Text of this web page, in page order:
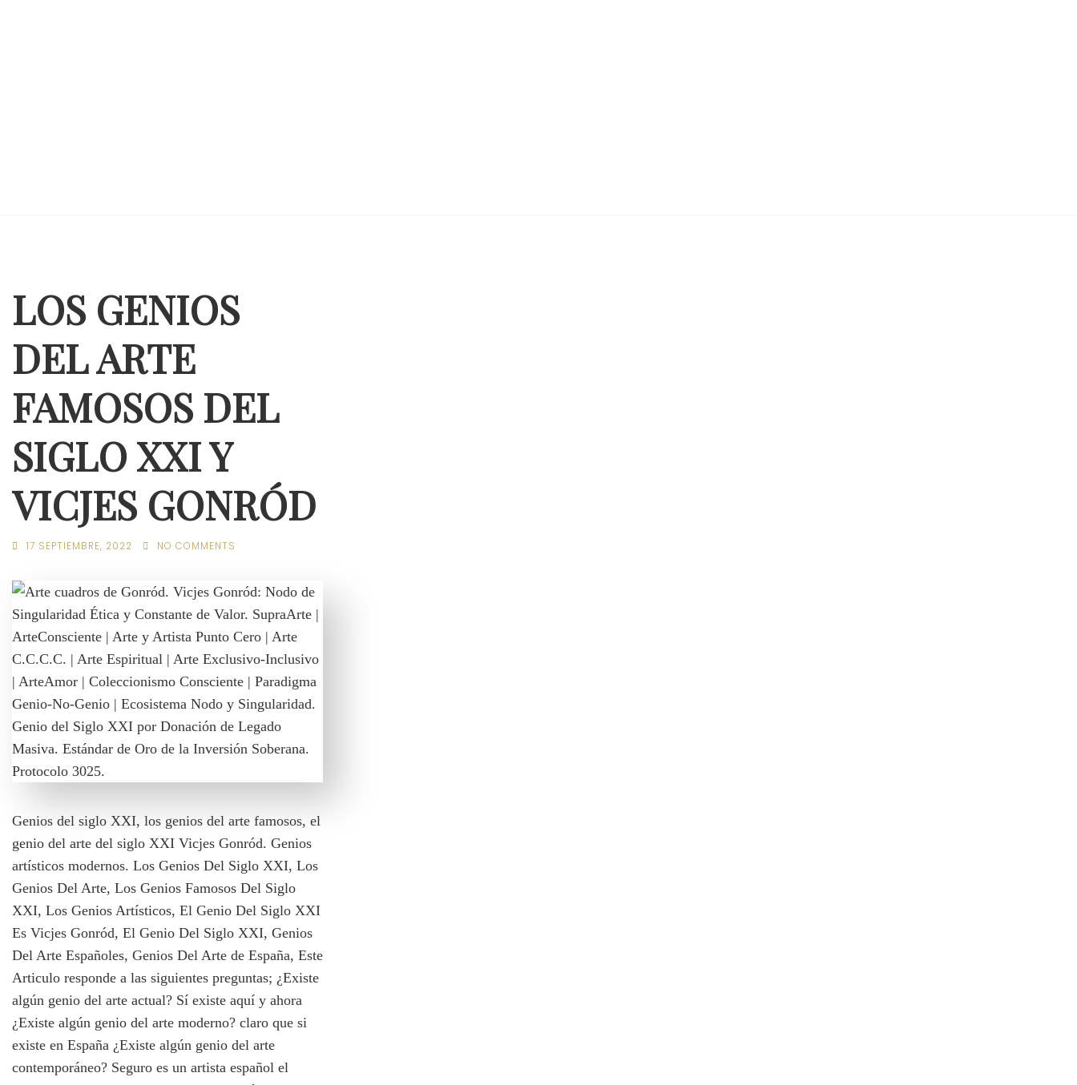
LOS GENIOS
DEL ARTE
FAMOSOS DEL
SIGLO XXI Y
VICJES GONRÓD
17 SEPTIEMBRE, 2022 NO COMMENTS
Genios del siglo XXI, los genios del arte famosos, el
genio del arte del siglo XXI Vicjes Gonród. Genios
artísticos modernos. Los Genios Del Siglo XXI, Los
Genios Del Arte, Los Genios Famosos Del Siglo
XXI, Los Genios Artísticos, El Genio Del Siglo XXI
Es Vicjes Gonród, El Genio Del Siglo XXI, Genios
Del Arte Españoles, Genios Del Arte de España, Este
Articulo responde a las siguientes preguntas; ¿Existe
algún genio del arte actual? Sí existe aquí y ahora
¿Existe algún genio del arte moderno? claro que si
existe en España ¿Existe algún genio del arte
contemporáneo? Seguro es un artista español el